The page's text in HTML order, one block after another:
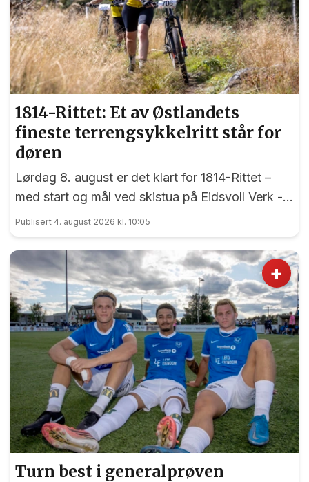
1814-Rittet: Et av Østlandets
fineste terrengsykkelritt står for
døren
Lørdag 8. august er det klart for 1814-Rittet –
med start og mål ved skistua på Eidsvoll Verk -
et ritt som har sine røtter tilbake til 1998.
Publisert 4. august 2026 kl. 10:05
+
Turn best i generalprøven